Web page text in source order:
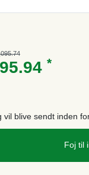
*
vil blive sendt inden
Foj til